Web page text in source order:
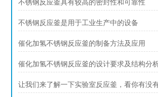
不锈钢反应釜具有较高的密封性和可靠性
不锈钢反应釜是用于工业生产中的设备
催化加氢不锈钢反应釜的制备方法及应用
催化加氢不锈钢反应釜的设计要求及结构分
让我们来了解一下实验室反应釜，看你有没